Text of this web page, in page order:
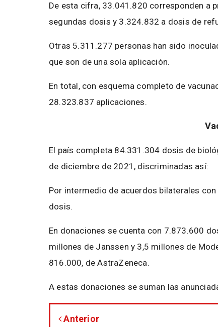
De esta cifra, 33.041.820 corresponden a
segundas dosis y 3.324.832 a dosis de
Otras 5.311.277 personas han sido
que son de una sola aplicación.
En total, con esquema completo de
28.323.837 aplicaciones.
El país completa 84.331.304 dosis de
de diciembre de 2021, discriminadas así:
Por intermedio de acuerdos bilaterales
dosis.
En donaciones se cuenta con 7.873.600
millones de Janssen y 3,5 millones de
816.000, de AstraZeneca.
A estas donaciones se suman las
Anterior